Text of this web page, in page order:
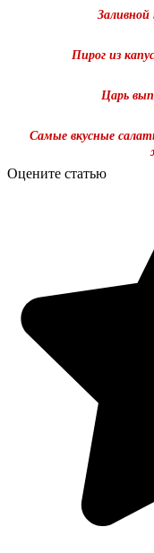
Заливной
Пирог из
Царь
Самые вкусные
Оцените статью